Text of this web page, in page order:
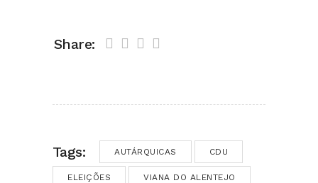
Share:
Tags: AUTÁRQUICAS CDU
ELEIÇÕES VIANA DO ALENTEJO